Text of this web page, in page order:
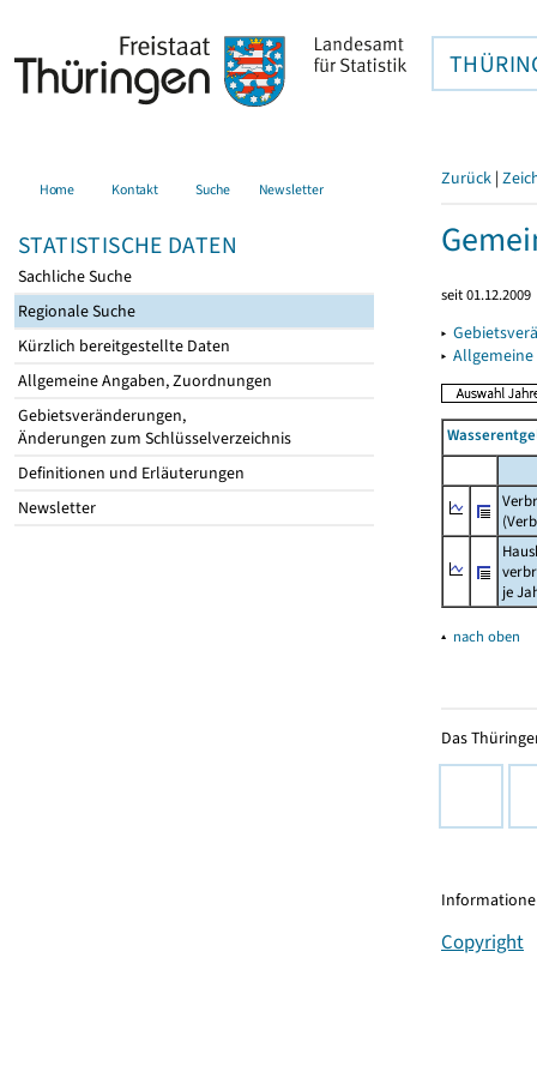
Home Kontakt Suche Newsletter
STATISTISCHE DATEN
Sachliche Suche
Regionale Suche
Kürzlich bereitgestellte Daten
Allgemeine Angaben, Zuordnungen
Gebietsveränderungen,
Änderungen zum Schlüsselverzeichnis
Definitionen und Erläuterungen
Newsletter
Zurück |
seit 01.12.2009
▸
▸
je
▴ nach oben
Das
Copyright